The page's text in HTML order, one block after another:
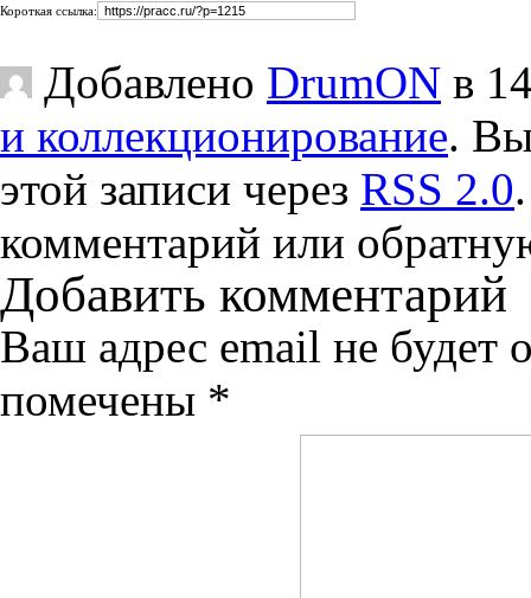
Короткая ссылка:
Добавлено DrumON в
и коллекционирование. Вы
этой записи через RSS 2.0
комментарий или
Добавить комментарий
Ваш адрес email не будет
помечены *